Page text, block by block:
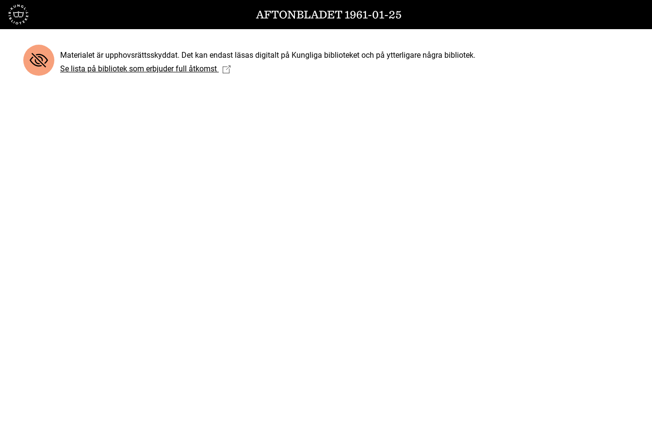
Till startsidan AFTONBLADET 1961-01-25
Materialet är upphovsrättsskyddat. Det kan endast läsas digitalt på Kungliga biblioteket och på ytterligare några bibliotek.
Se lista på bibliotek som erbjuder full åtkomst